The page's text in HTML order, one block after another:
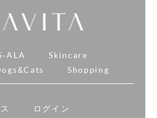
ALA
Skincare
Shopping
ログイン